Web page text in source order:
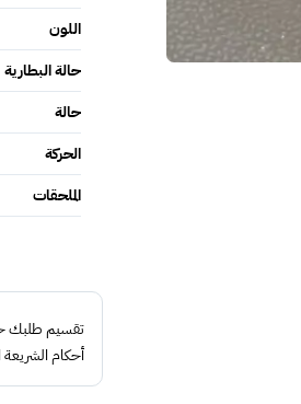
اللون
حالة البطارية
حالة
الحركة
الملحقات
تقسيم طلبك حتى 4
أحكام الشريعة